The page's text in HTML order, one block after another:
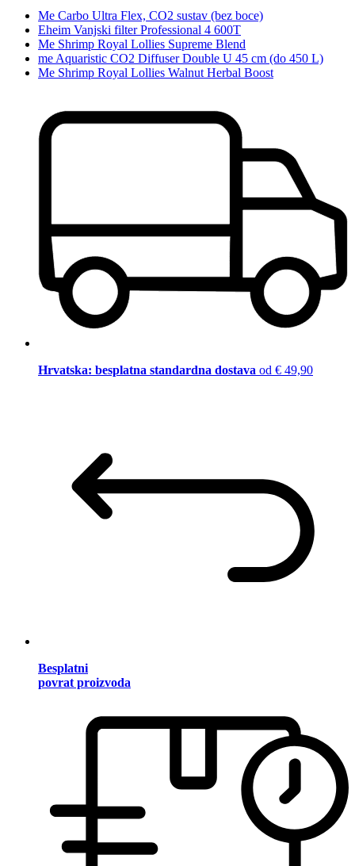
Me Carbo Ultra Flex, CO2 sustav (bez boce)
Eheim Vanjski filter Professional 4 600T
Me Shrimp Royal Lollies Supreme Blend
me Aquaristic CO2 Diffuser Double U 45 cm (do 450 L)
Me Shrimp Royal Lollies Walnut Herbal Boost
Hrvatska: besplatna standardna dostava od € 49,90
Besplatni
povrat proizvoda